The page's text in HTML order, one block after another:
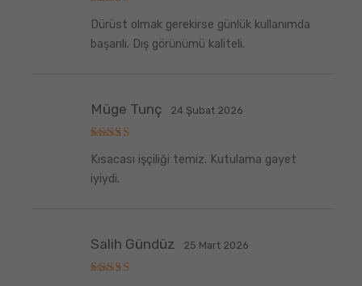
üzerinden
5
oy aldı
Dürüst olmak gerekirse günlük kullanımda
başarılı. Dış görünümü kaliteli.
üzerinden
5
oy aldı
Müge Tunç 24 Şubat 2026
Kısacası işçiliği temiz. Kutulama gayet
iyiydi.
Salih Gündüz 25 Mart 2026